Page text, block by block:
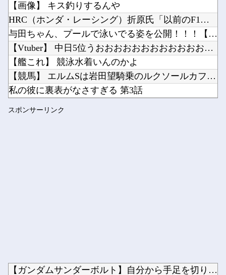
Powered by livedoor 相互RSS
【画像】 キス釣りするんや
HRC（ホンダ・レーシング）折原氏「以前のF1プロジェクトを...
与田ちゃん、プールで泳いでる姿を公開！！！【元乃木坂46】
【Vtuber】 中日5位うおおおおおおおおおおおおおおおお
【艦これ】 競泳水着いんのかよ
【競馬】 エルムSは岩田望騎乗のルクソールカフェがV
私の彼に裏表がなさすぎる 第3話
スポンサーリンク
【ガンダムサンダーボルト】自分から手足を切り落すなんて…他